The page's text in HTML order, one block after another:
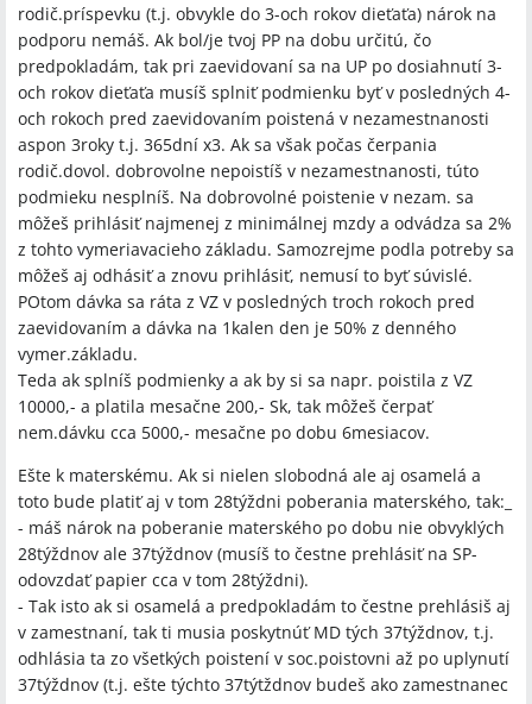
rodič.príspevku (t.j. obvykle do 3-och rokov dieťaťa) nárok na
podporu nemáš. Ak bol/je tvoj PP na dobu určitú, čo
predpokladám, tak pri zaevidovaní sa na UP po dosiahnutí 3-
och rokov dieťaťa musíš splniť podmienku byť v posledných 4-
och rokoch pred zaevidovaním poistená v nezamestnanosti
aspon 3roky t.j. 365dní x3. Ak sa však počas čerpania
rodič.dovol. dobrovolne nepoistíš v nezamestnanosti, túto
podmieku nesplníš. Na dobrovolné poistenie v nezam. sa
môžeš prihlásiť najmenej z minimálnej mzdy a odvádza sa 2%
z tohto vymeriavacieho základu. Samozrejme podla potreby sa
môžeš aj odhásiť a znovu prihlásiť, nemusí to byť súvislé.
POtom dávka sa ráta z VZ v posledných troch rokoch pred
zaevidovaním a dávka na 1kalen den je 50% z denného
vymer.základu.
Teda ak splníš podmienky a ak by si sa napr. poistila z VZ
10000,- a platila mesačne 200,- Sk, tak môžeš čerpať
nem.dávku cca 5000,- mesačne po dobu 6mesiacov.
Ešte k materskému. Ak si nielen slobodná ale aj osamelá a
toto bude platiť aj v tom 28týždni poberania materského, tak:_
- máš nárok na poberanie materského po dobu nie obvyklých
28týždnov ale 37týždnov (musíš to čestne prehlásiť na SP-
odovzdať papier cca v tom 28týždni).
- Tak isto ak si osamelá a predpokladám to čestne prehlásiš aj
v zamestnaní, tak ti musia poskytnúť MD tých 37týždnov, t.j.
odhlásia ta zo všetkých poistení v soc.poistovni až po uplynutí
37týždnov (t.j. ešte týchto 37týtždnov budeš ako zamestnanec